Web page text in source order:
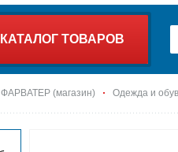
КАТАЛОГ ТОВАРОВ
ФАРВАТЕР (магазин) Одежда и